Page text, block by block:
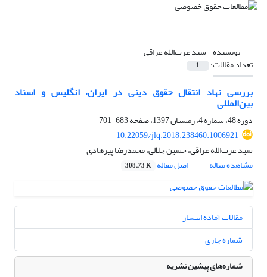
نویسنده =سید عزت‌الله عراقی
تعداد مقالات: 1
بررسی نهاد انتقال حقوق دینی در ایران، انگلیس و اسناد
بین‌المللی
دوره 48، شماره 4، زمستان 1397، صفحه
683-701
10.22059/jlq.2018.238460.1006921
سید عزت‌الله عراقی، حسین جلالی، محمدرضا پیرهادی
مشاهده مقاله
اصل مقاله 308.73 K
مقالات آماده انتشار
شماره جاری
شماره‌های پیشین نشریه